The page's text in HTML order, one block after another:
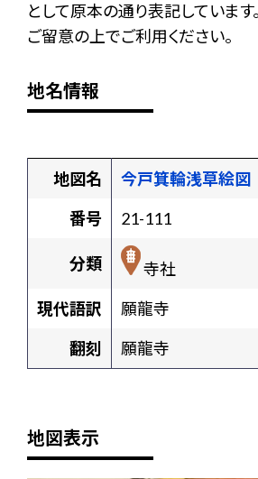
として原本の通り表記しています
ご留意の上でご利用ください。
地名情報
地図名
今戸箕輪浅草絵図
番号
21-111
分類
寺社
現代語訳
願龍寺
翻刻
願龍寺
地図表示